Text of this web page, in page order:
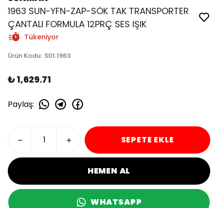
1963 SUN-YFN-ZAP-SÖK TAK TRANSPORTER
ÇANTALI FORMULA 12PRÇ SES IŞIK
Tükeniyor
Ürün Kodu: S01.1963
₺ 1,629.71
Paylaş:
SEPETE EKLE
HEMEN AL
WHATSAPP